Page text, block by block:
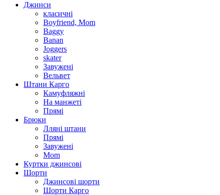
Джинси
класичні
Boyfriend, Mom
Baggy
Banan
Joggers
skater
Завужені
Вельвет
Штани Карго
Камуфляжні
На манжеті
Прямі
Брюки
Лляні штани
Прямі
Завужені
Mom
Куртки джинсові
Шорти
Джинсові шорти
Шорти Карго